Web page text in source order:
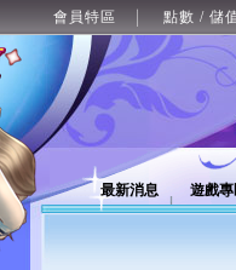
會員特區 點數 / 儲
最新消息 遊戲